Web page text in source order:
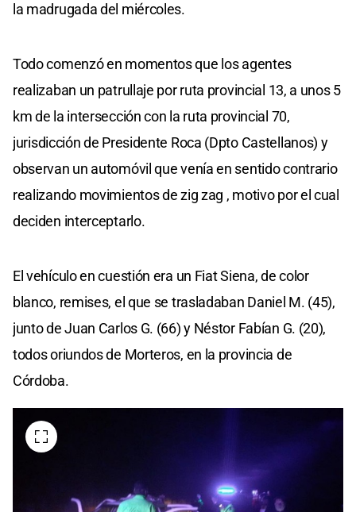
la madrugada del miércoles.
Todo comenzó en momentos que los agentes
realizaban un patrullaje por ruta provincial 13, a unos 5
km de la intersección con la ruta provincial 70,
jurisdicción de Presidente Roca (Dpto Castellanos) y
observan un automóvil que venía en sentido contrario
realizando movimientos de zig zag , motivo por el cual
deciden interceptarlo.
El vehículo en cuestión era un Fiat Siena, de color
blanco, remises, el que se trasladaban Daniel M. (45),
junto de Juan Carlos G. (66) y Néstor Fabían G. (20),
todos oriundos de Morteros, en la provincia de
Córdoba.